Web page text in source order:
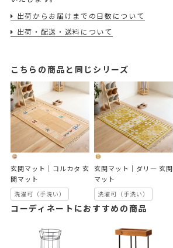
出荷からお届けまでの日数について
出荷・配送・送料について
こちらの商品と同じシリーズ
玄関マット｜コルカタ 玄
関マット
洗濯可（手洗い）
玄関マット｜ダリ― 玄関
マット
洗濯可（手洗い）
コーディネートにおすすめの商品